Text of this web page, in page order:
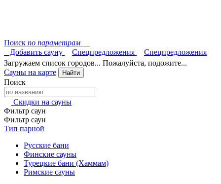
Поиск по параметрам
Добавить сауну
Спецпредложения
Спецпредложения
Загружаем список городов... Пожалуйста, подожите...
Сауны на карте
Найти
Поиск
Скидки на сауны
Фильтр саун
Фильтр саун
Тип парной
Русские бани
Финские сауны
Турецкие бани (Хаммам)
Римские сауны